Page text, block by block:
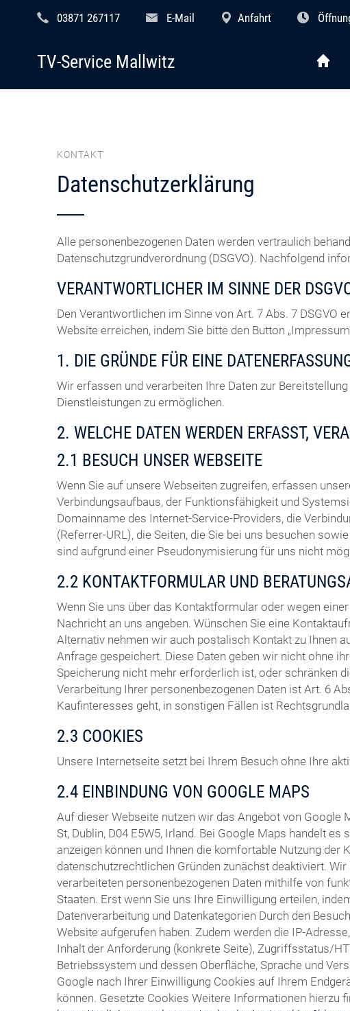
03871 267117 E-Mail Anfahrt
TV-Service Mallwitz
KONTAKT
Datenschutzerklärung
Alle personenbezogenen Daten werden vertraulich
Datenschutzgrundverordnung (DSGVO). Nachfolgend
VERANTWORTLICHER IM SINNE DER
Den Verantwortlichen im Sinne von Art. 7 Abs. 7 DSGVO
Website erreichen, indem Sie bitte den Button
1. DIE GRÜNDE FÜR EINE
Wir erfassen und verarbeiten Ihre Daten zur
Dienstleistungen zu ermöglichen.
2. WELCHE DATEN WERDEN ERFASST,
2.1 BESUCH UNSER WEBSEITE
Wenn Sie auf unsere Webseiten zugreifen, erfassen
Verbindungsaufbaus, der Funktionsfähigkeit und
Domainname des Internet-Service-Providers, die
(Referrer-URL), die Seiten, die Sie bei uns besuchen
sind aufgrund einer Pseudonymisierung für uns nicht
2.2 KONTAKTFORMULAR UND
Wenn Sie uns über das Kontaktformular oder wegen
Nachricht an uns angeben. Wünschen Sie eine
Alternativ nehmen wir auch postalisch Kontakt zu Ihnen
Anfrage gespeichert. Diese Daten geben wir nicht ohne
Speicherung nicht mehr erforderlich ist, oder schränken
Verarbeitung Ihrer personenbezogenen Daten ist Art. 6
Kaufinteresses geht, in sonstigen Fällen ist
2.3 COOKIES
Unsere Internetseite setzt bei Ihrem Besuch ohne Ihre
2.4 EINBINDUNG VON GOOGLE MAPS
Auf dieser Webseite nutzen wir das Angebot von Google
St, Dublin, D04 E5W5, Irland. Bei Google Maps handelt
anzeigen können und Ihnen die komfortable Nutzung
datenschutzrechtlichen Gründen zunächst deaktiviert.
verarbeiteten personenbezogenen Daten mithilfe von
Staaten. Erst wenn Sie uns Ihre Einwilligung erteilen,
Datenverarbeitung und Datenkategorien Durch den
Website aufgerufen haben. Zudem werden die IP-
Inhalt der Anforderung (konkrete Seite), Zugriffsstatus/
Betriebssystem und dessen Oberfläche, Sprache und
Google nach Ihrer Einwilligung Cookies auf Ihrem
können. Gesetzte Cookies Weitere Informationen hierzu